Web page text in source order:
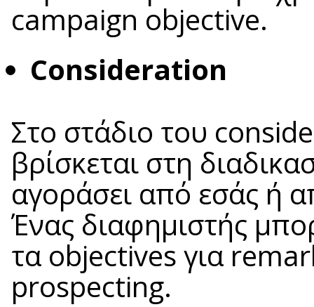
campaign objective.
Consideration
Στο στάδιο του
βρίσκεται στη
αγοράσει από εσάς ή
Ένας διαφημιστής
τα objectives για
prospecting.